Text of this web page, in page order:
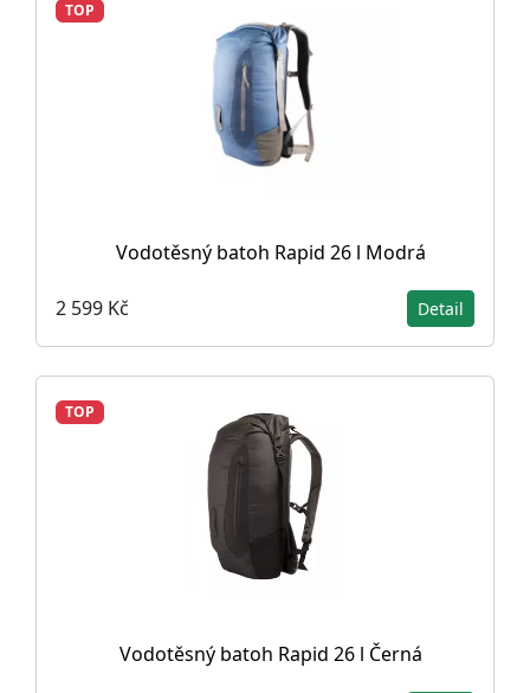
TOP
Vodotěsný batoh Rapid 26 l Modrá
2 599 Kč Detail
TOP
Vodotěsný batoh Rapid 26 l Černá